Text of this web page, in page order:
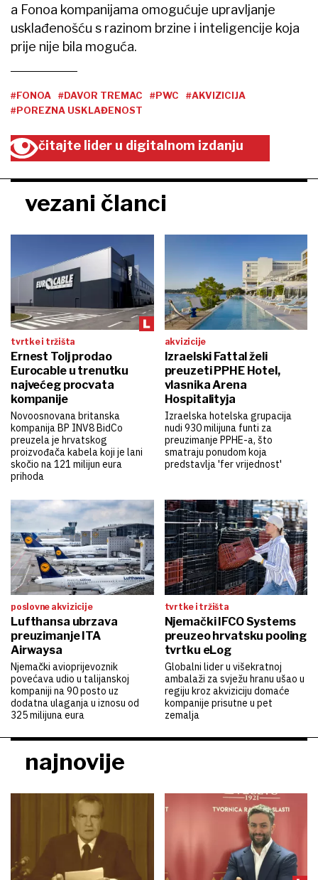
a Fonoa kompanijama omogućuje upravljanje
usklađenošću s razinom brzine i inteligencije koja
prije nije bila moguća.
#FONOA #DAVOR TREMAC #PWC
#AKVIZICIJA
#POREZNA USKLAĐENOST
čitajte lider u digitalnom izdanju
vezani članci
tvrtke i tržišta
Ernest Tolj prodao
Eurocable u trenutku
najvećeg procvata
kompanije
Novoosnovana britanska
kompanija BP INV8 BidCo
preuzela je hrvatskog
proizvođača kabela koji je lani
skočio na 121 milijun eura
prihoda
akvizicije
Izraelski Fattal želi
preuzeti PPHE Hotel,
vlasnika Arena
Hospitalityja
Izraelska hotelska grupacija
nudi 930 milijuna funti za
preuzimanje PPHE-a, što
smatraju ponudom koja
predstavlja 'fer vrijednost'
poslovne akvizicije
Lufthansa ubrzava
preuzimanje ITA
Airwaysa
Njemački avioprijevoznik
povećava udio u talijanskoj
kompaniji na 90 posto uz
dodatna ulaganja u iznosu od
325 milijuna eura
tvrtke i tržišta
Njemački IFCO Systems
preuzeo hrvatsku pooling
tvrtku eLog
Globalni lider u višekratnoj
ambalaži za svježu hranu ušao u
regiju kroz akviziciju domaće
kompanije prisutne u pet
zemalja
najnovije